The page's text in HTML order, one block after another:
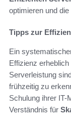
optimieren und
Tipps zur
Ein
Effizienz
Serverleistung
frühzeitig zu
Schulung ihrer IT-
Verständnis für